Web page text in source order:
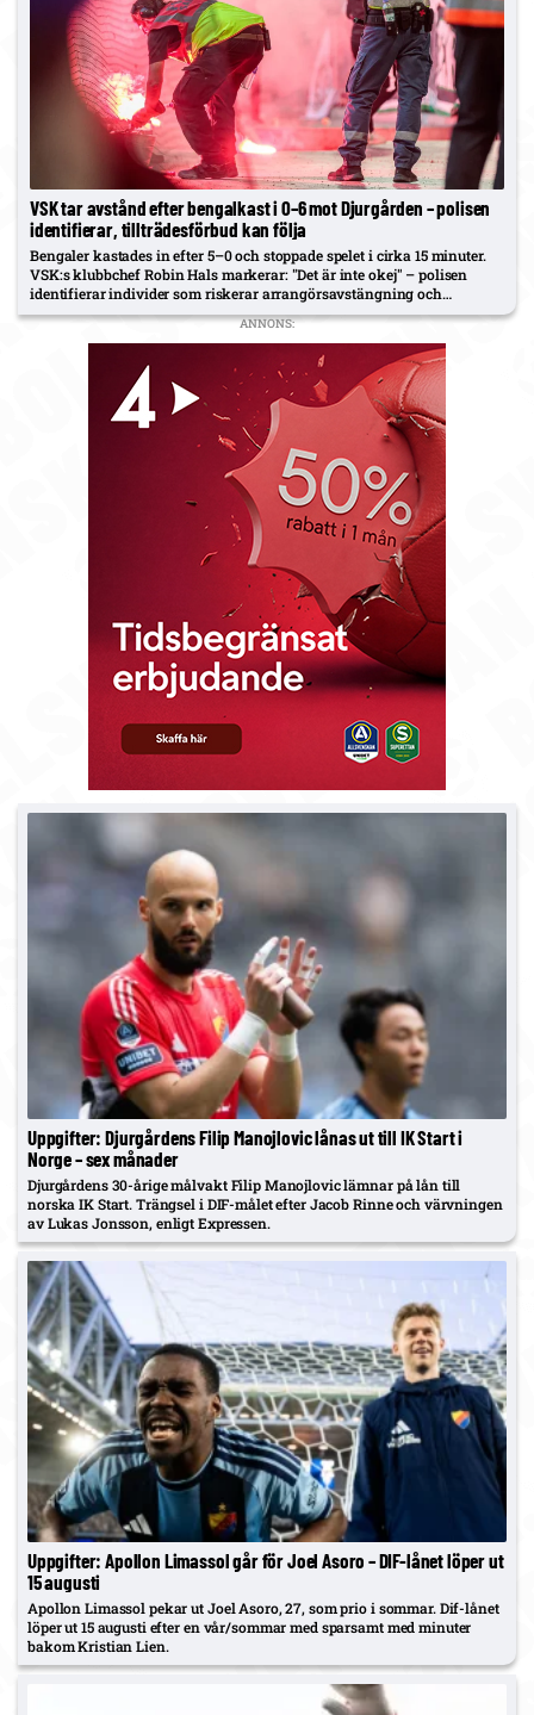
VSK tar avstånd efter bengalkast i 0–6 mot Djurgården – polisen
identifierar, tillträdesförbud kan följa
Bengaler kastades in efter 5–0 och stoppade spelet i cirka 15 minuter.
VSK:s klubbchef Robin Hals markerar: "Det är inte okej" – polisen
identifierar individer som riskerar arrangörsavstängning och
tillträdesförbud.
ANNONS:
Uppgifter: Djurgårdens Filip Manojlovic lånas ut till IK Start i
Norge – sex månader
Djurgårdens 30-årige målvakt Filip Manojlovic lämnar på lån till
norska IK Start. Trängsel i DIF-målet efter Jacob Rinne och värvningen
av Lukas Jonsson, enligt Expressen.
Uppgifter: Apollon Limassol går för Joel Asoro – DIF-lånet löper ut
15 augusti
Apollon Limassol pekar ut Joel Asoro, 27, som prio i sommar. Dif-lånet
löper ut 15 augusti efter en vår/sommar med sparsamt med minuter
bakom Kristian Lien.